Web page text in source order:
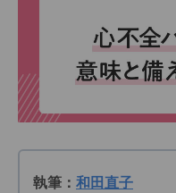
執筆： 和田直子